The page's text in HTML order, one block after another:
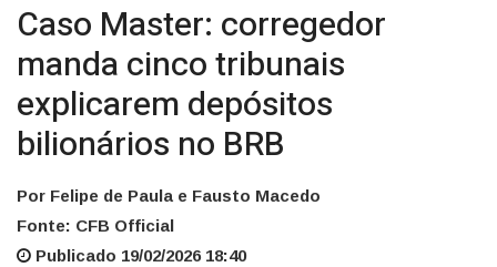
Caso Master: corregedor
manda cinco tribunais
explicarem depósitos
bilionários no BRB
Por Felipe de Paula e Fausto Macedo
Fonte: CFB Official
Publicado 19/02/2026 18:40